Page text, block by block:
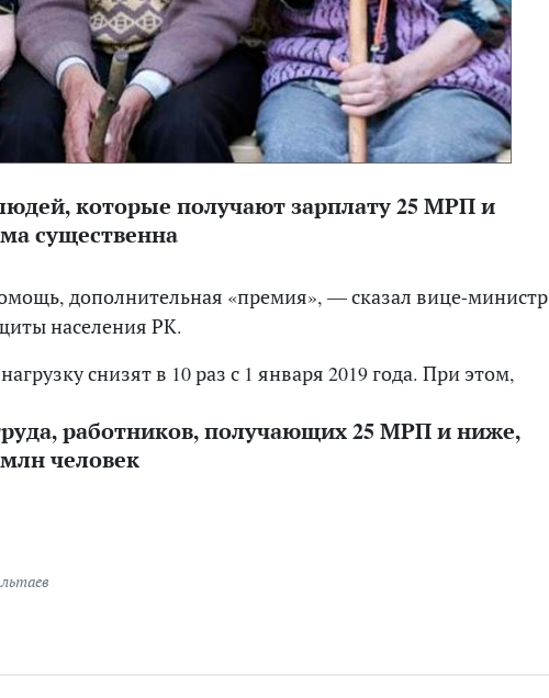
которые получают зарплату 25 МРП и
существенна
дополнительная «премия», — сказал вице-министр
населения РК.
снизят в 10 раз с 1 января 2019 года. При этом,
работников, получающих 25 МРП и ниже,
человек